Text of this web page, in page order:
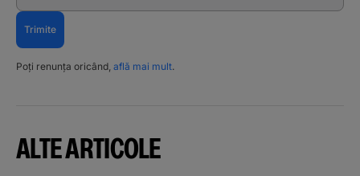
Trimite
Poți renunța oricând, află mai mult.
ALTE ARTICOLE